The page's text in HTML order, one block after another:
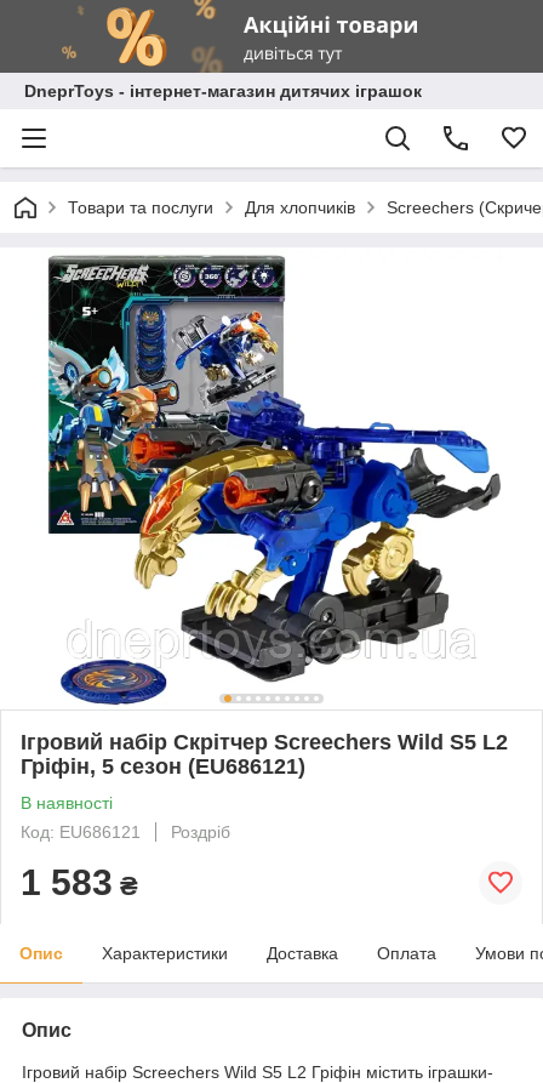
DneprToys - інтернет-магазин дитячих іграшок
Товари та послуги Для хлопчиків Screechers
Ігровий набір Скрітчер Screechers Wild S5 L2
Гріфін, 5 сезон (EU686121)
В наявності
Код: EU686121
Роздріб
1 583 ₴
Опис Характеристики Доставка Оплата Умови
Опис
Ігровий набір Screechers Wild S5 L2 Гріфін містить іграшки-